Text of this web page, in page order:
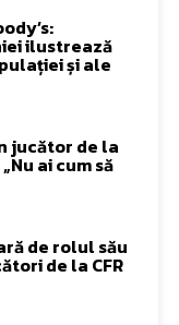
ilustrează
și ale
jucător de la
ai cum să
de rolul său
de la CFR